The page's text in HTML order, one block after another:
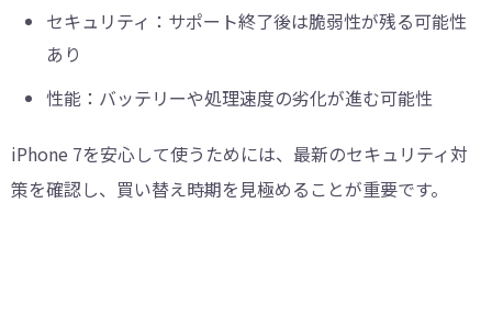
セキュリティ：サポート終了後は脆弱性が残る可能性
あり
性能：バッテリーや処理速度の劣化が進む可能性
iPhone 7を安心して使うためには、最新のセキュリティ対
策を確認し、買い替え時期を見極めることが重要です。